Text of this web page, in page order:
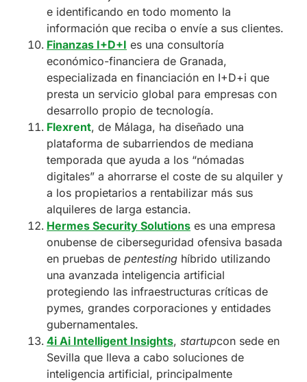
e identificando en todo momento la
información que reciba o envíe a sus clientes.
Finanzas I+D+I es una consultoría
económico-financiera de Granada,
especializada en financiación en I+D+i que
presta un servicio global para empresas con
desarrollo propio de tecnología.
Flexrent, de Málaga, ha diseñado una
plataforma de subarriendos de mediana
temporada que ayuda a los “nómadas
digitales” a ahorrarse el coste de su alquiler y
a los propietarios a rentabilizar más sus
alquileres de larga estancia.
Hermes Security Solutionses una empresa
onubense de ciberseguridad ofensiva basada
en pruebas de pentestinghíbrido utilizando
una avanzada inteligencia artificial
protegiendo las infraestructuras críticas de
pymes, grandes corporaciones y entidades
gubernamentales.
4i Ai Intelligent Insights, startupcon sede en
Sevilla que lleva a cabo soluciones de
inteligencia artificial, principalmente